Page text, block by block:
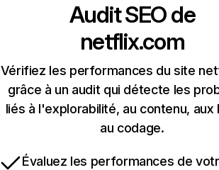
Audit SEO de
netflix.com
Vérifiez les performances du site
grâce à un audit qui détecte les
liés à l'explorabilité, au contenu, aux
au codage.
Évaluez les performances de